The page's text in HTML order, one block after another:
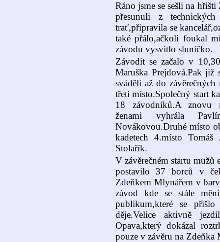
Ráno jsme se sešli na
přesunuli z
trať,připravila se
také přálo,ačkoli foukal
závodu vysvitlo sluníčko.
Závodit se začalo v
Maruška Prejdová.Pak již
sváděli až do
třetí místo.Společný start
18 závodníků.A znovu
ženami vyhrála
Novákovou.Druhé místo
kadetech 4.místo Tomáš
Stolařík.
V závěrečném startu mužů
postavilo 37 borců v
Zdeňkem Mlynářem v
závod kde se stále
publikum,které se
děje.Velice aktivně
Opava,který dokázal
pouze v závěru na